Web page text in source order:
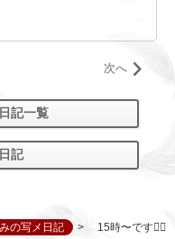
次へ
記一覧
記
の写メ日記 15時〜です✊🏻